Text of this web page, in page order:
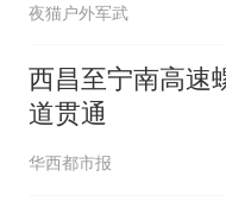
夜猫户外军武
西昌至宁南高速
道贯通
华西都市报